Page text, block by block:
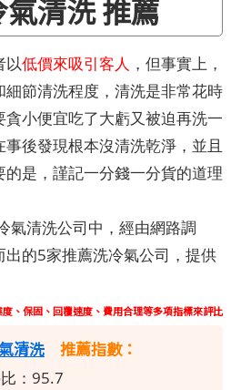
清洗 推薦
以低價來吸引客人 ，但事實上，
節清洗程度，清洗是非常花時
小便宜吃了大虧又被迫再洗一
後發現根本沒清洗乾淨，並且
是，謹記一分錢一分貨的道理
氣清洗公司中，經由網路調
的5家推薦洗冷氣公司，提供
、保固、回覆速度、費用合理等多項指標來評比
清洗
推薦指數：
：95.7